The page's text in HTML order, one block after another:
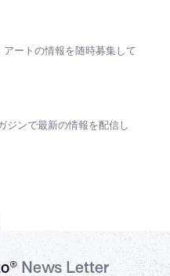
ートの情報を随時募集して
ジンで最新の情報を配信し
News Letter